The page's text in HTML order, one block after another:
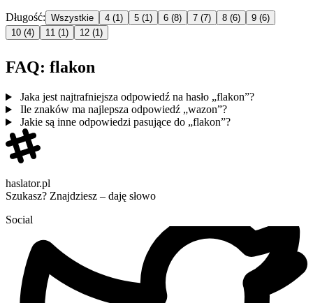
Długość: Wszystkie 4 (1) 5 (1) 6 (8) 7 (7) 8 (6) 9 (6)
10 (4) 11 (1) 12 (1)
FAQ: flakon
Jaka jest najtrafniejsza odpowiedź na hasło „flakon”?
Ile znaków ma najlepsza odpowiedź „wazon”?
Jakie są inne odpowiedzi pasujące do „flakon”?
haslator.pl
Szukasz? Znajdziesz – daję słowo
Social